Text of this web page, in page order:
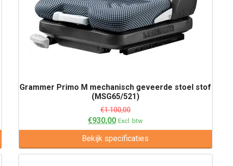
Grammer Primo M mechanisch geveerde stoel stof
(MSG65/521)
€1.100,00
€930,00 Excl. btw
Bekijk specificaties